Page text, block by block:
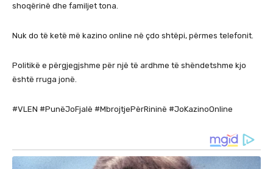
shoqërinë dhe familjet tona.
Nuk do të ketë më kazino online në çdo shtëpi, përmes telefonit.
Politikë e përgjegjshme për një të ardhme të shëndetshme kjo
është rruga jonë.
#VLEN #PunëJoFjalë #MbrojtjePërRininë #JoKazinoOnline